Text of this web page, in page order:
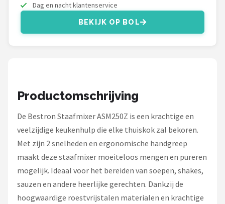
Braun
Bardi
Philips
Alle merken →
Dag en nacht klantenservice
BEKIJK OP BOL
Productomschrijving
De Bestron Staafmixer ASM250Z is een krachtige en
veelzijdige keukenhulp die elke thuiskok zal bekoren.
Met zijn 2 snelheden en ergonomische handgreep
maakt deze staafmixer moeiteloos mengen en pureren
mogelijk. Ideaal voor het bereiden van soepen, shakes,
sauzen en andere heerlijke gerechten. Dankzij de
hoogwaardige roestvrijstalen materialen en krachtige